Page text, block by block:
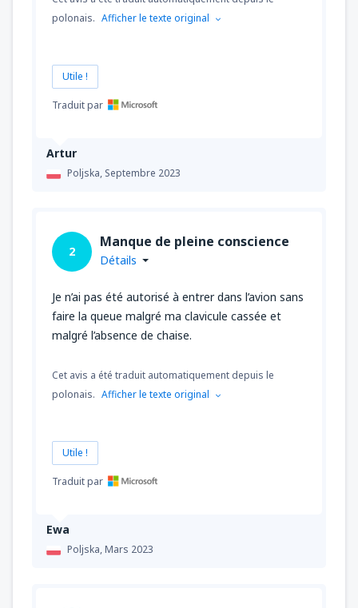
Artur
Poljska, Septembre 2023
polonais. Afficher le texte original
Utile !
Traduit par
Ewa
Poljska,Mars 2023
2
Manque de pleine conscience
Détails
Je n’ai pas été autorisé à entrer dans l’avion sans
faire la queue malgré ma clavicule cassée et
malgré l’absence de chaise.
Cet avis a été traduit automatiquement depuis le
polonais. Afficher le texte original
Utile !
Traduit par